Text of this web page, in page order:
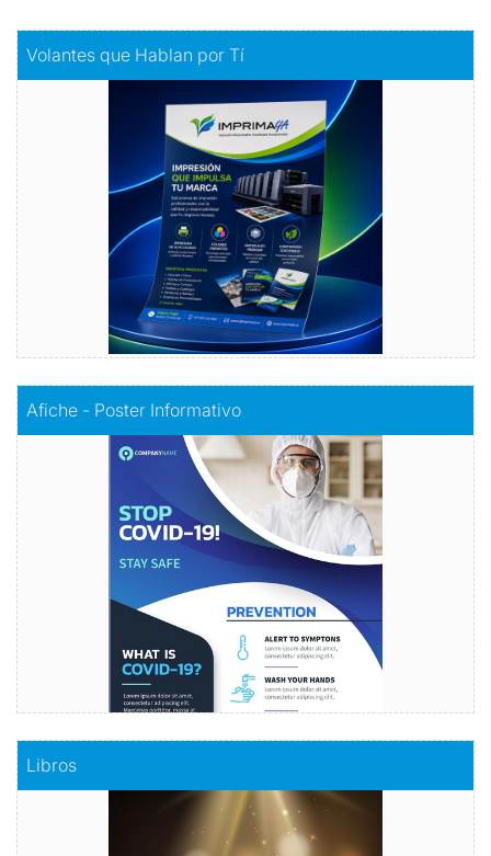
Volantes que Hablan por Tí
Volantes con Amor
Comprar
Comprar
Afiche - Poster Informativo
Información visualmente atractiva
Comprar
Comprar
Libros
Haz realidad tu historia
Comprar